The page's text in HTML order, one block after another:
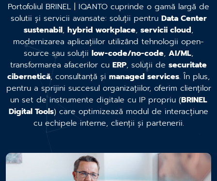
Portofoliul BRINEL | IQANTO cuprinde o gamă largă de
solutii și servicii avansate: soluții pentru Data Center
sustenabil, hybrid workplace, servicii cloud,
modernizarea aplicațiilor utilizând tehnologii open-
source sau soluții low-code/no-code, AI/ML,
transformarea afacerilor cu ERP, soluții de securitate
cibernetică, consultanță și managed services. În plus,
pentru a sprijini succesul organizațiilor, oferim clienților
un set de instrumente digitale cu IP propriu (BRINEL
Digital Tools) care optimizează modul de interacțiune
cu echipele interne, clienții și partenerii.